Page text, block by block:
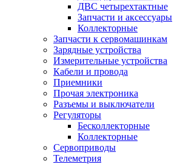
ДВС четырехтактные
Запчасти и аксессуары
Коллекторные
Запчасти к сервомашинкам
Зарядные устройства
Измерительные устройства
Кабели и провода
Приемники
Прочая электроника
Разъемы и выключатели
Регуляторы
Бесколлекторные
Коллекторные
Сервоприводы
Телеметрия